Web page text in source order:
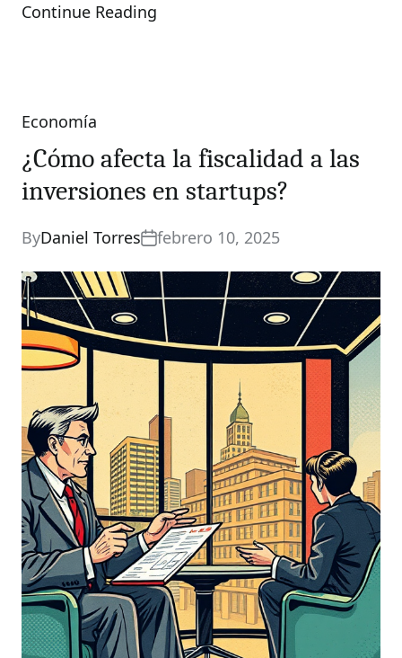
Continue Reading
Categories
Economía
¿Cómo afecta la fiscalidad a las
inversiones en startups?
ByDaniel Torres febrero 10, 2025